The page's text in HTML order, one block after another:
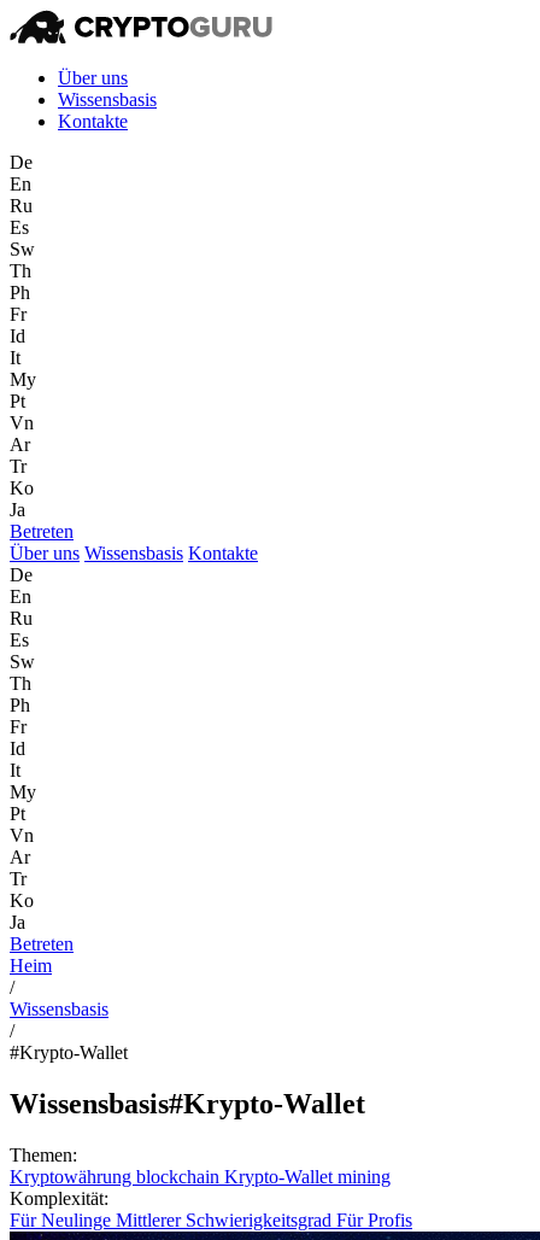
Über uns
Wissensbasis
Kontakte
De
En
Ru
Es
Sw
Th
Ph
Fr
Id
It
My
Pt
Vn
Ar
Tr
Ko
Ja
Betreten
Über uns Wissensbasis Kontakte
De
En
Ru
Es
Sw
Th
Ph
Fr
Id
It
My
Pt
Vn
Ar
Tr
Ko
Ja
Betreten
Heim
/
Wissensbasis
/
#Krypto-Wallet
Wissensbasis#Krypto-Wallet
Themen:
Kryptowährung blockchain Krypto-Wallet mining
Komplexität:
Für Neulinge Mittlerer Schwierigkeitsgrad Für Profis